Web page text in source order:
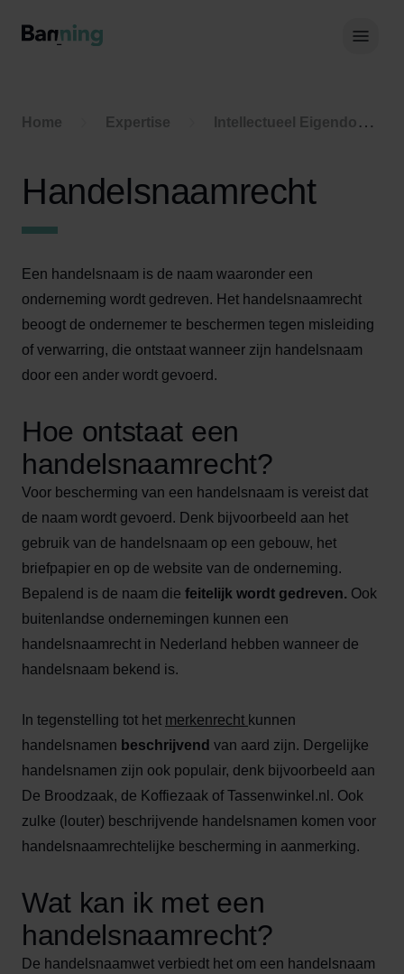
Home Expertise Intellectueel Eigendomsrecht
Handelsnaamrecht
Een handelsnaam is de naam waaronder een
onderneming wordt gedreven. Het handelsnaamrecht
beoogt de ondernemer te beschermen tegen misleiding
of verwarring, die ontstaat wanneer zijn handelsnaam
door een ander wordt gevoerd.
Hoe ontstaat een
handelsnaamrecht?
Voor bescherming van een handelsnaam is vereist dat
de naam wordt gevoerd. Denk bijvoorbeeld aan het
gebruik van de handelsnaam op een gebouw, het
briefpapier en op de website van de onderneming.
Bepalend is de naam die feitelijk wordt gedreven. Ook
buitenlandse ondernemingen kunnen een
handelsnaamrecht in Nederland hebben wanneer de
handelsnaam bekend is.
In tegenstelling tot het merkenrecht kunnen
handelsnamen beschrijvend van aard zijn. Dergelijke
handelsnamen zijn ook populair, denk bijvoorbeeld aan
De Broodzaak, de Koffiezaak of Tassenwinkel.nl. Ook
zulke (louter) beschrijvende handelsnamen komen voor
handelsnaamrechtelijke bescherming in aanmerking.
Wat kan ik met een
handelsnaamrecht?
De handelsnaamwet verbiedt het om een handelsnaam